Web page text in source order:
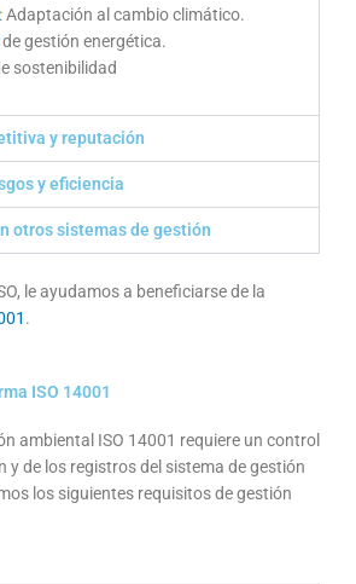
: Adaptación al cambio climático.
de gestión energética.
sostenibilidad
y reputación
y eficiencia
otros sistemas de gestión
le ayudamos a beneficiarse de la
.
ISO 14001
ambiental ISO 14001 requiere un control
y de los registros del sistema de gestión
los siguientes requisitos de gestión